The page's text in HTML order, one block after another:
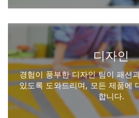
디자인
경험이 풍부한 디자인 팀이 패션
있도록 도와드리며, 모든 제품에
합니다.